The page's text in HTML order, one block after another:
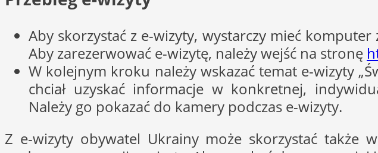
Aby skorzystać z e-wizyty, wystarczy mieć
Aby zarezerwować e-wizytę, należy wejść na stronę
W kolejnym kroku należy wskazać temat e-wizyty
chciał uzyskać informacje w konkretnej,
Należy go pokazać do kamery podczas e-wizyty.
Z e-wizyty obywatel Ukrainy może skorzystać także